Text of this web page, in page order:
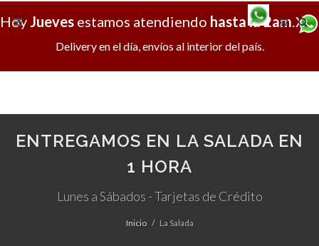
X
Hoy Jueves estamos atendiendo hasta la 2am.
Delivery en el día, envíos al interior del país.
ENTREGAMOS EN LA SALADA EN
1 HORA
Lunes a Sábados - Tarjetas de Crédito
Inicio La Salada